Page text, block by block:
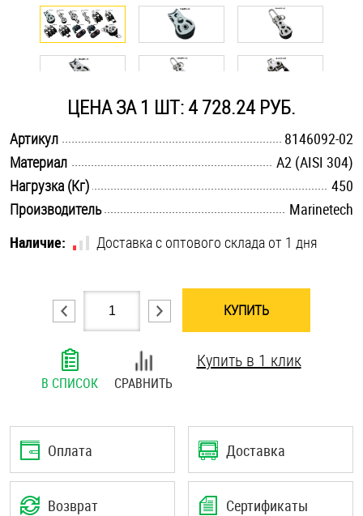
Пробки
Саморезы и шурупы
Стопорные кольца
Такелаж
Хомуты
Шпильки
Шплинты
Штифты и пальцы
ЦЕНА ЗА 1 ШТ: 4 728.24 РУБ.
Артикул
8146092-02
Материал
А2 (AISI 304)
Нагрузка (Кг)
450
Производитель
Marinetech
Наличие:
Доставка с оптового склада от 1 дня
КУПИТЬ
В СПИСОК СРАВНИТЬ
Купить в 1 клик
Оплата Доставка
Возврат Сертификаты